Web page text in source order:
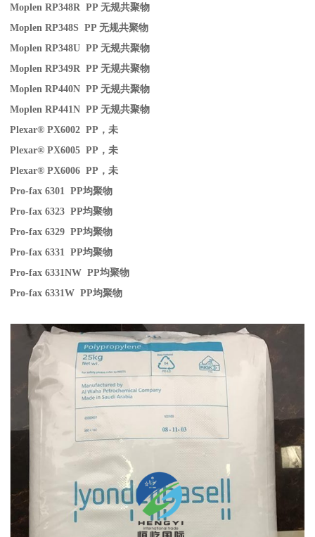
Moplen RP348R PP无规共聚物
Moplen RP348S PP无规共聚物
Moplen RP348U PP无规共聚物
Moplen RP349R PP无规共聚物
Moplen RP440N PP无规共聚物
Moplen RP441N PP无规共聚物
Plexar® PX6002 PP ，未
Plexar® PX6005 PP ，未
Plexar® PX6006 PP ，未
Pro-fax 6301 PP均聚物
Pro-fax 6323 PP均聚物
Pro-fax 6329 PP均聚物
Pro-fax 6331 PP均聚物
Pro-fax 6331NW PP均聚物
Pro-fax 6331W PP均聚物